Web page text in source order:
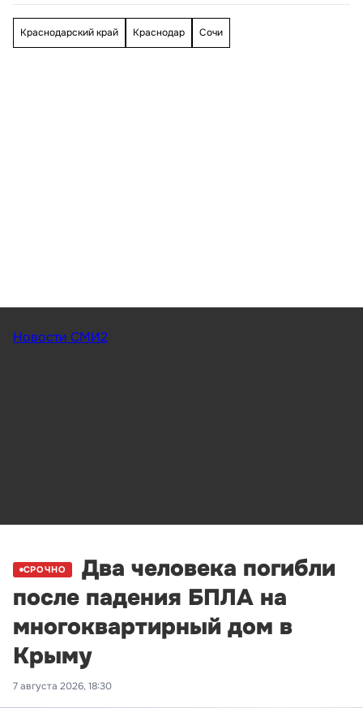
Краснодарский край Краснодар Сочи
Новости СМИ2
СРОЧНО
Два человека погибли
после падения БПЛА на
многоквартирный дом в
Крыму
7 августа 2026, 18:30